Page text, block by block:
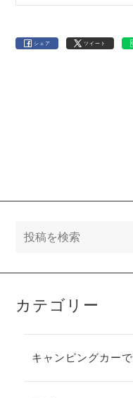
シェア ツイート
カテゴリー
キャンピングカーで